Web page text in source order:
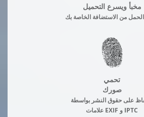
مخبأ ويسرع التحميل
الحمل من الاستضافة الخاصة بك
تحمي
صورك
على حقوق النشر بواسطة
علامات EXIF و IPTC